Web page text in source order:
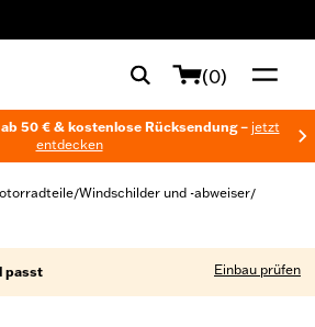
(0)
50 € & kostenlose Rücksendung – jetzt
entdecken
/Windschilder und -abweiser/
passt Einbau prüfen